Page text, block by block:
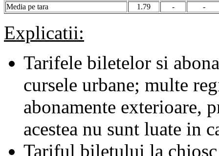
Media pe tara
1.79 - -
Explicatii:
Tarifele biletelor si
cursele urbane; multe
abonamente exterioare,
acestea nu sunt luate in
Tariful biletului la